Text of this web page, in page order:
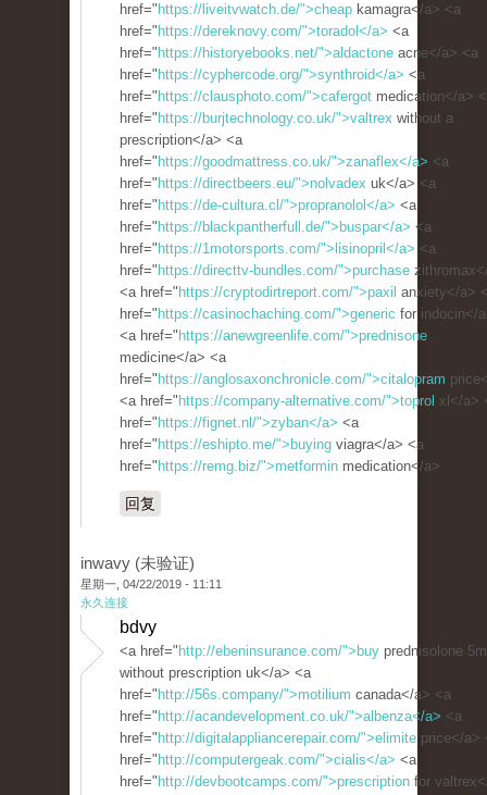
href=" https://liveitvwatch.de/">cheap kamagra</a> <a
href=" https://dereknovy.com/">toradol</a> <a
href=" https://historyebooks.net/">aldactone acne</a> <a
href=" https://cyphercode.org/">synthroid</a> <a
href=" https://clausphoto.com/">cafergot medication</a>
href=" https://burjtechnology.co.uk/">valtrex without a
prescription</a> <a
href=" https://goodmattress.co.uk/">zanaflex</a> <a
href=" https://directbeers.eu/">nolvadex uk</a> <a
href=" https://de-cultura.cl/">propranolol</a> <a
href=" https://blackpantherfull.de/">buspar</a> <a
href=" https://1motorsports.com/">lisinopril</a> <a
href=" https://directtv-bundles.com/">purchase
<a href=" https://cryptodirtreport.com/">paxil anxiety</a>
href=" https://casinochaching.com/">generic for indocin</
<a href=" https://anewgreenlife.com/">prednisone
medicine</a> <a
href=" https://anglosaxonchronicle.com/">citalopram
<a href=" https://company-alternative.com/">toprol xl</a>
href=" https://fignet.nl/">zyban</a> <a
href=" https://eshipto.me/">buying viagra</a> <a
href=" https://remg.biz/">metformin medication</a>
回复
inwavy (未验证)
星期一, 04/22/2019 - 11:11
永久连接
bdvy
<a href=" http://ebeninsurance.com/">buy prednisolone
without prescription uk</a> <a
href=" http://56s.company/">motilium canada</a> <a
href=" http://acandevelopment.co.uk/">albenza</a> <a
href=" http://digitalappliancerepair.com/">elimite price</a>
href=" http://computergeak.com/">cialis</a> <a
href=" http://devbootcamps.com/">prescription for